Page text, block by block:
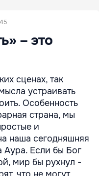
– это
сценах, так
устраивать
Особенность
страна, мы
и
наша сегодняшняя
Аура. Если бы Бог
мир бы рухнул -